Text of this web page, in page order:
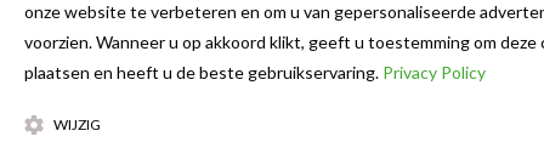
onze website te verbeteren en om u van gepersonaliseerde
voorzien. Wanneer u op akkoord klikt, geeft u toestemming om deze
plaatsen en heeft u de beste gebruikservaring. Privacy Policy
WIJZIG